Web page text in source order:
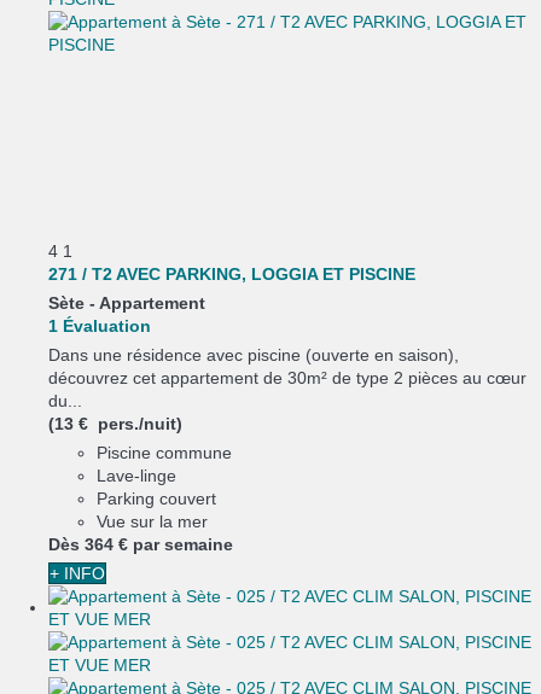
4 1
271 / T2 AVEC PARKING, LOGGIA ET PISCINE
Sète - Appartement
1 Évaluation
Dans une résidence avec piscine (ouverte en saison),
découvrez cet appartement de 30m² de type 2 pièces au cœur
du...
(13 € pers./nuit)
Piscine commune
Lave-linge
Parking couvert
Vue sur la mer
Dès 364 € par semaine
+ INFO